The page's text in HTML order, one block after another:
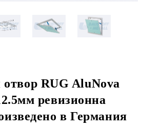
отвор RUG AluNovа
ревизионна
в Германия